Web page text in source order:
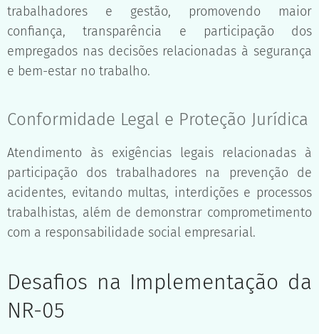
trabalhadores e gestão, promovendo maior
confiança, transparência e participação dos
empregados nas decisões relacionadas à segurança
e bem-estar no trabalho.
Conformidade Legal e Proteção Jurídica
Atendimento às exigências legais relacionadas à
participação dos trabalhadores na prevenção de
acidentes, evitando multas, interdições e processos
trabalhistas, além de demonstrar comprometimento
com a responsabilidade social empresarial.
Desafios na Implementação da
NR-05